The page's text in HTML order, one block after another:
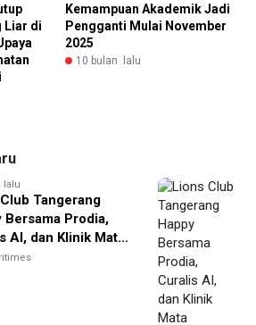
Liar di
Kemampuan Akademik Jadi
Pengganti Mulai November
2025
10 bulan lalu
lalu
Tangerang
Bersama Prodia,
AI, dan Klinik Mata
Perluas Akses